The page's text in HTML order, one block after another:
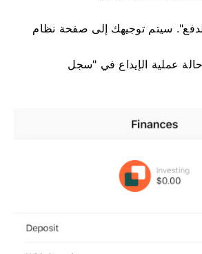
سيتم توجيهك إلى صفحة نظام
عملية الإيداع في "سجل